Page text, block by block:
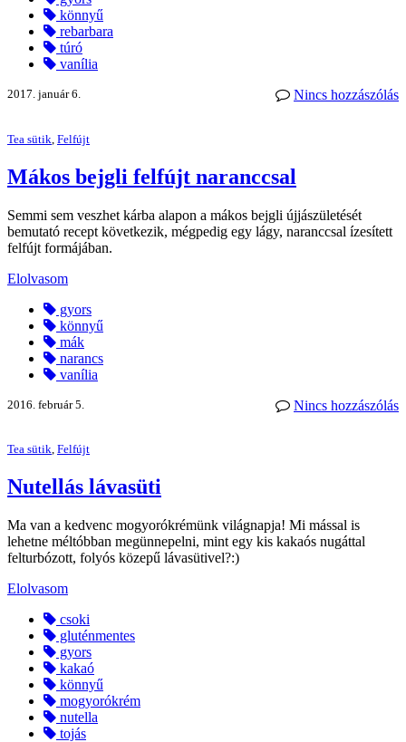
könnyű
rebarbara
túró
vanília
Nincs hozzászólás
2017. január 6.
Tea sütik Felfújt
Mákos bejgli felfújt naranccsal
Semmi sem veszhet kárba alapon a mákos bejgli újjászületését
bemutató recept következik, mégpedig egy lágy, naranccsal ízesített
felfújt formájában.
Elolvasom
gyors
könnyű
mák
narancs
vanília
Nincs hozzászólás
2016. február 5.
Tea sütik Felfújt
Nutellás lávasüti
Ma van a kedvenc mogyorókrémünk világnapja! Mi mással is
lehetne méltóbban megünnepelni, mint egy kis kakaós nugáttal
felturbózott, folyós közepű lávasütivel?:)
Elolvasom
csoki
gluténmentes
gyors
kakaó
könnyű
mogyorókrém
nutella
tojás